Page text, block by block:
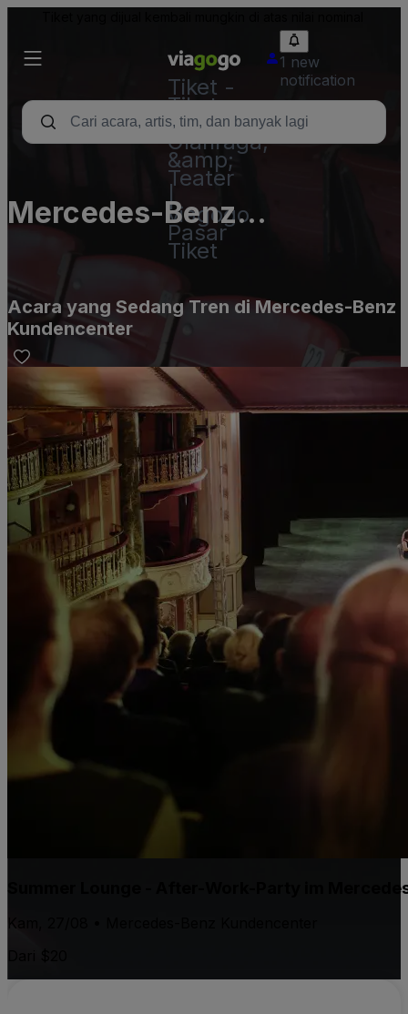
Tiket -
Tiket
Konser,
Olahraga,
&amp;
Teater
|
viagogo
Pasar
Tiket
1 new
notification
Mercedes-Benz
Kundencenter
Acara yang Sedang Tren di Mercedes-Benz
Kundencenter
Summer Lounge - After-Work-Party im
Kam, 27/08 • Mercedes-Benz Kundencenter